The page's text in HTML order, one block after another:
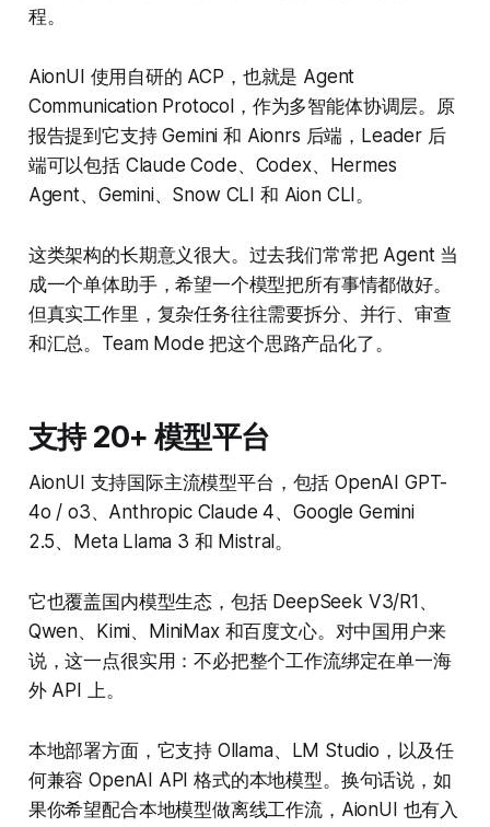
程。
AionUI 使用自研的 ACP，也就是 Agent
Communication Protocol，作为多智能体协调层。原
报告提到它支持 Gemini 和 Aionrs 后端，Leader 后
端可以包括 Claude Code、Codex、Hermes
Agent、Gemini、Snow CLI 和 Aion CLI。
这类架构的长期意义很大。过去我们常常把 Agent 当
成一个单体助手，希望一个模型把所有事情都做好。
但真实工作里，复杂任务往往需要拆分、并行、审查
和汇总。Team Mode 把这个思路产品化了。
支持 20+ 模型平台
AionUI 支持国际主流模型平台，包括 OpenAI GPT-
4o / o3、Anthropic Claude 4、Google Gemini
2.5、Meta Llama 3 和 Mistral。
它也覆盖国内模型生态，包括 DeepSeek V3/R1、
Qwen、Kimi、MiniMax 和百度文心。对中国用户来
说，这一点很实用：不必把整个工作流绑定在单一海
外 API 上。
本地部署方面，它支持 Ollama、LM Studio，以及任
何兼容 OpenAI API 格式的本地模型。换句话说，如
果你希望配合本地模型做离线工作流，AionUI 也有入